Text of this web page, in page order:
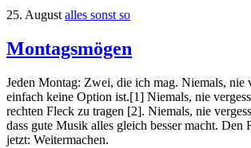
25. August alles sonst so
Montagsmögen
Jeden Montag: Zwei, die ich mag. Niemals, nie
einfach keine Option ist.[1] Niemals, nie
rechten Fleck zu tragen [2]. Niemals, nie
dass gute Musik alles gleich besser macht. Den
jetzt: Weitermachen.